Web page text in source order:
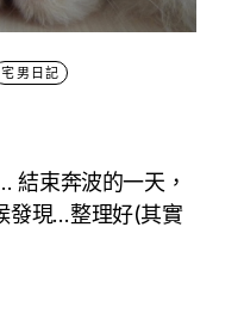
宅男日記
結束奔波的一天，
發現…整理好(其實